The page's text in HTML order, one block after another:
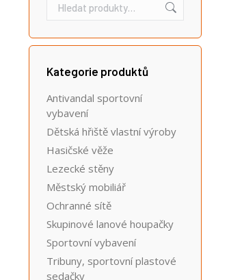
Kategorie produktů
Antivandal sportovní
vybavení
Dětská hřiště vlastní výroby
Hasičské věže
Lezecké stěny
Městský mobiliář
Ochranné sítě
Skupinové lanové houpačky
Sportovní vybavení
Tribuny, sportovní plastové
sedačky